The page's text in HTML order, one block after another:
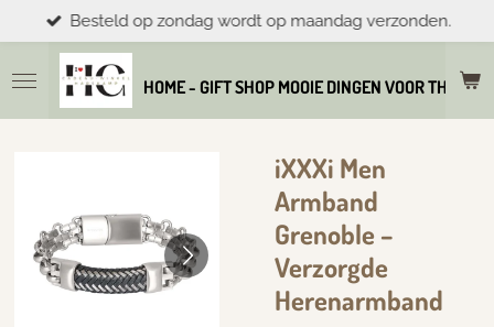
direct
naar
de
hoofdinhoud
HOME - GIFT SHOP MOOIE DINGEN VOOR THUIS
Besteld op zondag wordt op maandag verzonden.
iXXXi Men
Armband
Grenoble –
Verzorgde
Herenarmband